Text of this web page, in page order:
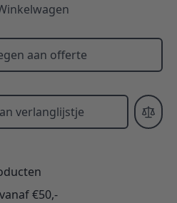
aan offerte
verlanglijstje
€50,-